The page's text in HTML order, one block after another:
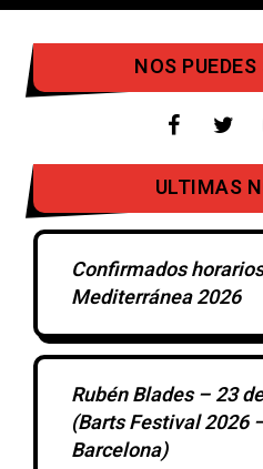
NOS
ULTIMAS
Confirmados
Mediterránea 2026
Rubén Blades – 23
(Barts Festival 2026
Barcelona)